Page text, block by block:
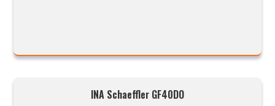
INA Schaeffler GF40DO